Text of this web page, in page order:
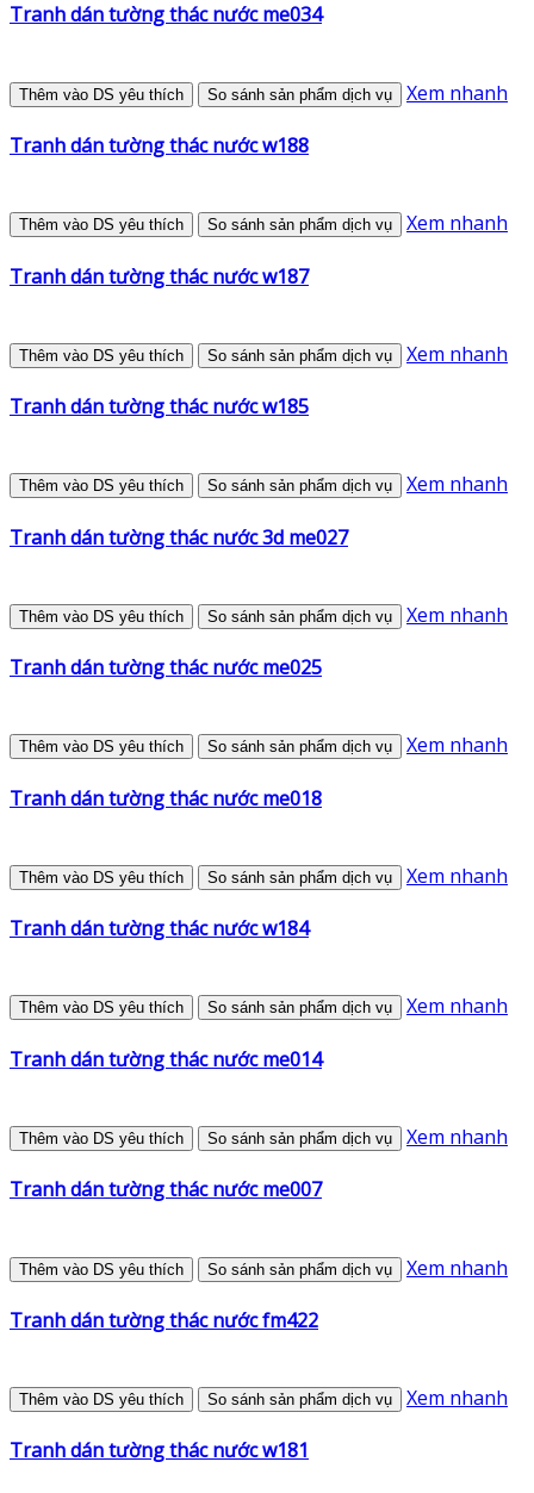
Tranh dán tường thác nước me034
Thêm vào DS yêu thích So sánh sản phẩm dịch vụ Xem nhanh
Tranh dán tường thác nước w188
Thêm vào DS yêu thích So sánh sản phẩm dịch vụ Xem nhanh
Tranh dán tường thác nước w187
Thêm vào DS yêu thích So sánh sản phẩm dịch vụ Xem nhanh
Tranh dán tường thác nước w185
Thêm vào DS yêu thích So sánh sản phẩm dịch vụ Xem nhanh
Tranh dán tường thác nước 3d me027
Thêm vào DS yêu thích So sánh sản phẩm dịch vụ Xem nhanh
Tranh dán tường thác nước me025
Thêm vào DS yêu thích So sánh sản phẩm dịch vụ Xem nhanh
Tranh dán tường thác nước me018
Thêm vào DS yêu thích So sánh sản phẩm dịch vụ Xem nhanh
Tranh dán tường thác nước w184
Thêm vào DS yêu thích So sánh sản phẩm dịch vụ Xem nhanh
Tranh dán tường thác nước me014
Thêm vào DS yêu thích So sánh sản phẩm dịch vụ Xem nhanh
Tranh dán tường thác nước me007
Thêm vào DS yêu thích So sánh sản phẩm dịch vụ Xem nhanh
Tranh dán tường thác nước fm422
Thêm vào DS yêu thích So sánh sản phẩm dịch vụ Xem nhanh
Tranh dán tường thác nước w181